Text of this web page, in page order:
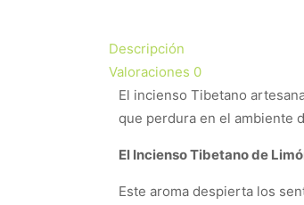
Descripción
Valoraciones 0
El incienso Tibetano
que perdura en el ambiente
El Incienso Tibetano de
Este aroma despierta los